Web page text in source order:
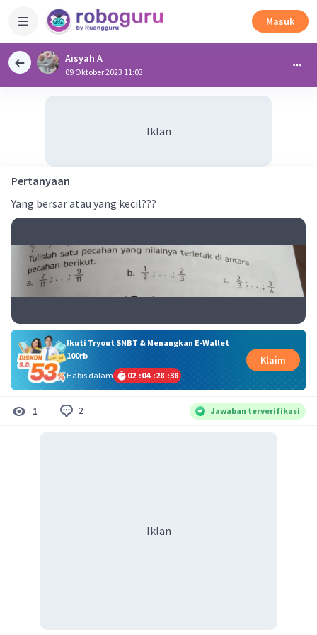
Masuk
Aisyah A
09 Oktober 2023 11:03
Iklan
Pertanyaan
Yang bersar atau yang kecil???
Ikuti Tryout SNBT & Menangkan E-Wallet
100rb
Habis dalam
02 :04 :28 :38
Klaim
1 2 Jawaban terverifikasi
Iklan